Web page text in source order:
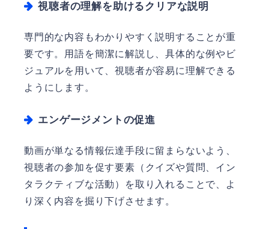
視聴者の理解を助けるクリアな説明
専門的な内容もわかりやすく説明することが重
要です。用語を簡潔に解説し、具体的な例やビ
ジュアルを用いて、視聴者が容易に理解できる
ようにします。
エンゲージメントの促進
動画が単なる情報伝達手段に留まらないよう、
視聴者の参加を促す要素（クイズや質問、イン
タラクティブな活動）を取り入れることで、よ
り深く内容を掘り下げさせます。